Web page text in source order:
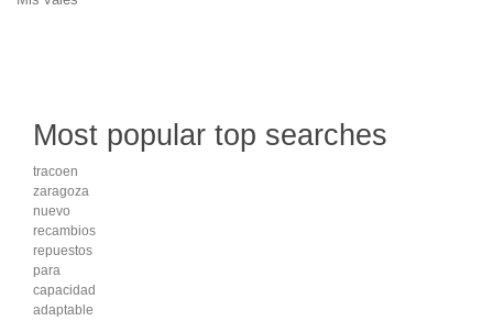
Most popular top searches
tracoen
zaragoza
nuevo
recambios
repuestos
para
capacidad
adaptable